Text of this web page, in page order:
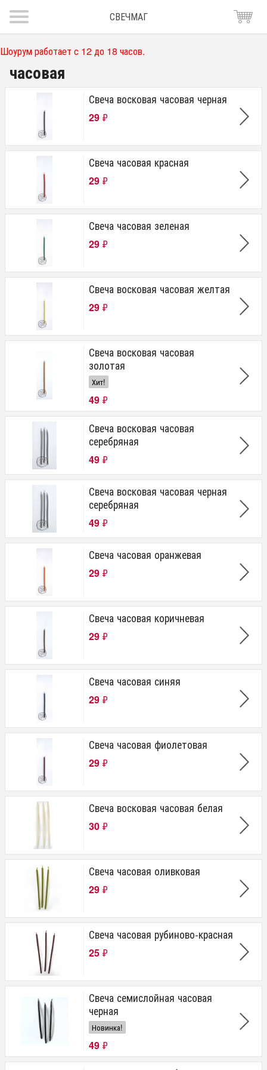
СВЕЧМАГ
Шоурум работает с 12 до 18 часов.
часовая
Свеча восковая часовая черная
29 ₽
Свеча часовая красная
29 ₽
Свеча часовая зеленая
29 ₽
Свеча восковая часовая желтая
29 ₽
Свеча восковая часовая
золотая
Хит!
49 ₽
Свеча восковая часовая
серебряная
49 ₽
Свеча восковая часовая черная
серебряная
49 ₽
Свеча часовая оранжевая
29 ₽
Свеча часовая коричневая
29 ₽
Свеча часовая синяя
29 ₽
Свеча часовая фиолетовая
29 ₽
Свеча восковая часовая белая
30 ₽
Свеча часовая оливковая
29 ₽
Свеча часовая рубиново-красная
25 ₽
Свеча семислойная часовая
черная
Новинка!
49 ₽